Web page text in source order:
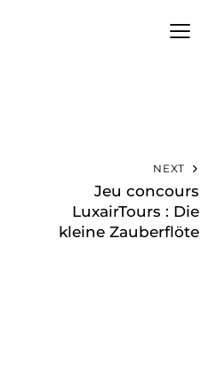
NEXT
Jeu concours
LuxairTours : Die
kleine Zauberflöte